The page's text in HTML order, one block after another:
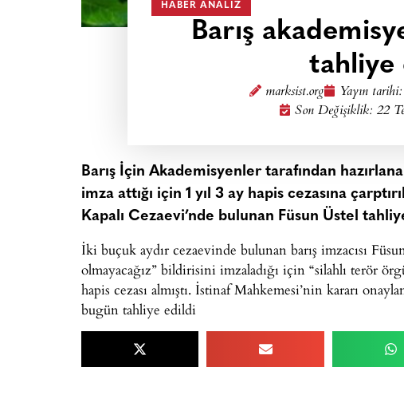
HABER ANALIZ
Barış
tahliye
marksist.org Yayın tarihi:
Son Değişiklik: 22
Barış İçin Akademisyenler tarafından
imza attığı için 1 yıl 3 ay hapis cezasına
Kapalı Cezaevi’nde bulunan Füsun Üstel
İki buçuk aydır cezaevinde bulunan barış imzacısı
olmayacağız” bildirisini imzaladığı için “silahlı terör
hapis cezası almıştı. İstinaf Mahkemesi’nin kararı
bugün tahliye edildi